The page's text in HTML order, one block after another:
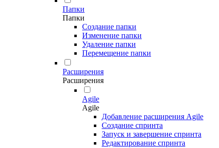
Папки
Папки
Создание папки
Изменение папки
Удаление папки
Перемещение папки
Расширения
Расширения
Agile
Agile
Добавление расширения Agile
Создание спринта
Запуск и завершение спринта
Редактирование спринта